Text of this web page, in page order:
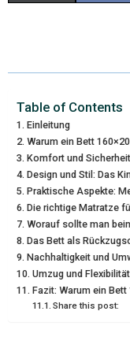
W
T
T
E
R
)
E
O
K
Table of Contents
Einleitung
Warum ein Bett
Komfort und
Design und Stil: Das
Praktische Aspekte:
Die richtige Matratze
Worauf sollte man
Das Bett als
Nachhaltigkeit und
Umzug und
Fazit: Warum ein
Share this post: